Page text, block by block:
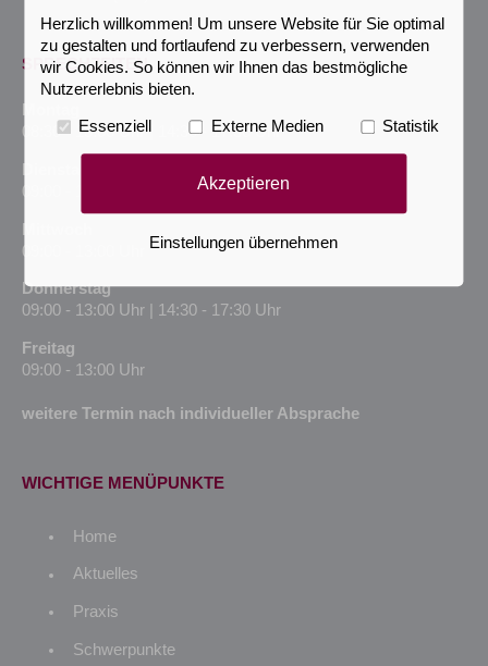
SPRECHZEITEN
08:30 - 13:00 Uhr | 14:30 - 17:30 Uhr
09:00 - 12:30 Uhr | 14:30 - 17:30 Uhr
Mittwoch
09:00 - 13:00 Uhr
Donnerstag
09:00 - 13:00 Uhr | 14:30 - 17:30 Uhr
Freitag
09:00 - 13:00 Uhr
weitere Termin nach individueller Absprache
WICHTIGE MENÜPUNKTE
Home
Aktuelles
Praxis
Schwerpunkte
Herzlich willkommen! Um unsere Website für Sie optimal
zu gestalten und fortlaufend zu verbessern, verwenden
wir Cookies. So können wir Ihnen das bestmögliche
Nutzererlebnis bieten.
Essenziell Externe Medien Statistik
Akzeptieren
Einstellungen übernehmen